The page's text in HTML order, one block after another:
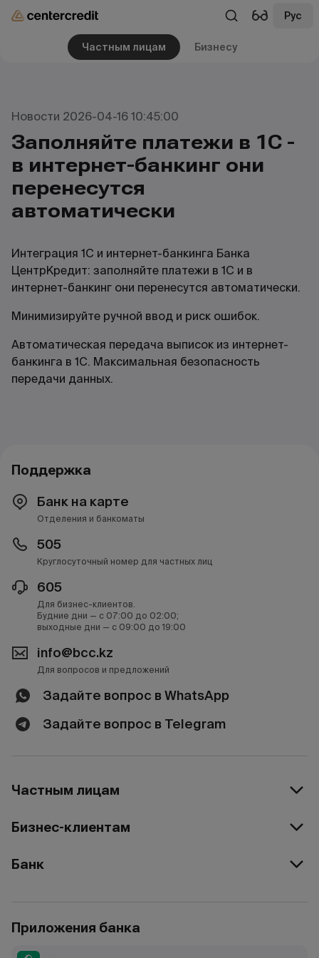
Рус
Частным лицам Бизнесу
Новости 2026-04-16 10:45:00
Заполняйте платежи в 1С -
в интернет-банкинг они
перенесутся
автоматически
Интеграция 1С и интернет-банкинга Банка
ЦентрКредит: заполняйте платежи в 1С и в
интернет-банкинг они перенесутся автоматически.
Минимизируйте ручной ввод и риск ошибок.
Автоматическая передача выписок из интернет-
банкинга в 1С. Максимальная безопасность
передачи данных.
Поддержка
Банк на карте
Отделения и банкоматы
505
Круглосуточный номер для частных лиц
605
Для бизнес-клиентов.
Будние дни — с 07:00 до 02:00;
выходные дни — с 09:00 до 19:00
info@bcc.kz
Для вопросов и предложений
Задайте вопрос в WhatsApp
Задайте вопрос в Telegram
Частным лицам
Бизнес-клиентам
Банк
Приложения банка